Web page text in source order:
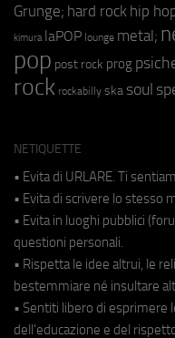
Grunge; hard rock hip
kimura laPOP lounge metal;
pop post rock prog
rock rockabilly ska soul
NETIQUETTE
• Evita di URLARE. Ti
• Evita di scrivere lo stesso
• Evita in luoghi pubblici
questioni personali.
• Rispetta le idee altrui, le
bestemmiare né insultare
• Sentiti libero di esprimere
dell'educazione e del